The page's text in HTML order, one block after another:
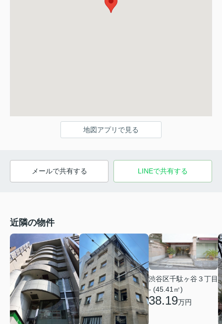
地図アプリで見る
メールで共有する LINEで共有する
近隣の物件
渋谷区千駄ヶ谷３丁目
- (45.41㎡)
38.19万円